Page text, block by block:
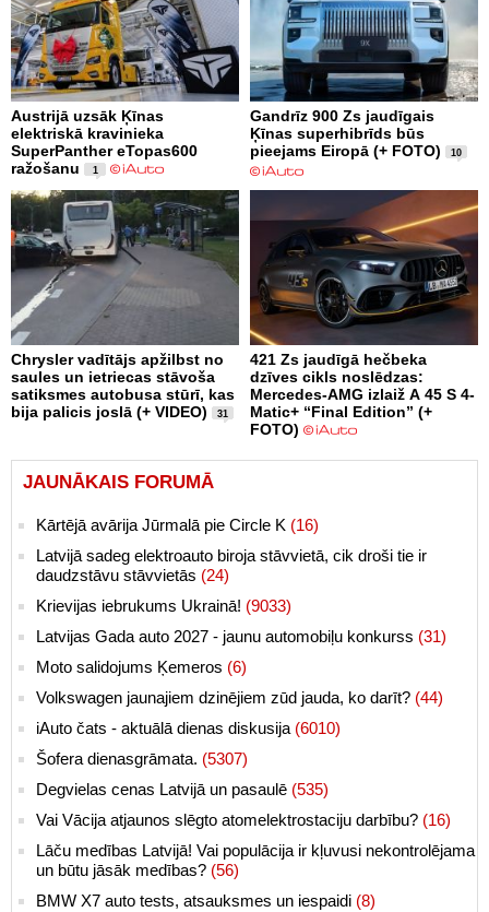
Austrijā uzsāk Ķīnas
elektriskā kravinieka
SuperPanther eTopas600
ražošanu
1
Gandrīz 900 Zs jaudīgais
Ķīnas superhibrīds būs
pieejams Eiropā (+ FOTO)
10
Chrysler vadītājs apžilbst no
saules un ietriecas stāvoša
satiksmes autobusa stūrī, kas
bija palicis joslā (+ VIDEO)
31
421 Zs jaudīgā hečbeka
dzīves cikls noslēdzas:
Mercedes-AMG izlaiž A 45 S 4-
Matic+ “Final Edition” (+
FOTO)
JAUNĀKAIS FORUMĀ
Kārtējā avārija Jūrmalā pie Circle K (16)
Latvijā sadeg elektroauto biroja stāvvietā, cik droši tie ir
daudzstāvu stāvvietās (24)
Krievijas iebrukums Ukrainā! (9033)
Latvijas Gada auto 2027 - jaunu automobiļu konkurss (31)
Moto salidojums Ķemeros (6)
Volkswagen jaunajiem dzinējiem zūd jauda, ko darīt? (44)
iAuto čats - aktuālā dienas diskusija (6010)
Šofera dienasgrāmata. (5307)
Degvielas cenas Latvijā un pasaulē (535)
Vai Vācija atjaunos slēgto atomelektrostaciju darbību? (16)
Lāču medības Latvijā! Vai populācija ir kļuvusi nekontrolējama
un būtu jāsāk medības? (56)
BMW X7 auto tests, atsauksmes un iespaidi (8)